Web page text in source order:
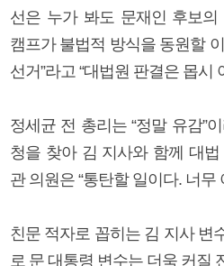
선은 누가 봐도 문재인 후보
캠프가 불법적 방식을 동원할
선거”라고 “대법원 판결은 몹시
정세균 전 총리는 “정말 유감”
청을 찾아 김 지사와 함께 대
관 의원은 “통탄할 일이다. 너무
친문 적자로 꼽히는 김 지사 변
로 문 대통령 변수는 더욱 커질